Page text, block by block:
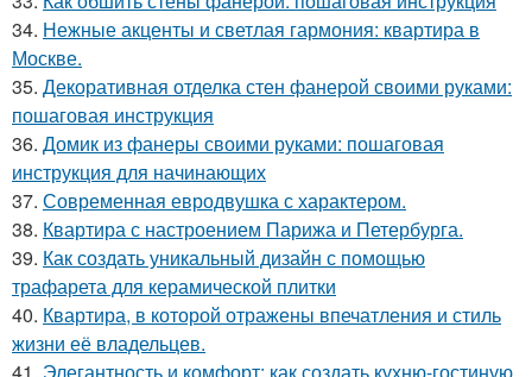
34. Нежные акценты и светлая гармония: квартира в
Москве.
35. Декоративная отделка стен фанерой своими руками:
пошаговая инструкция
36. Домик из фанеры своими руками: пошаговая
инструкция для начинающих
37. Современная евродвушка с характером.
38. Квартира с настроением Парижа и Петербурга.
39. Как создать уникальный дизайн с помощью
трафарета для керамической плитки
40. Квартира, в которой отражены впечатления и стиль
жизни её владельцев.